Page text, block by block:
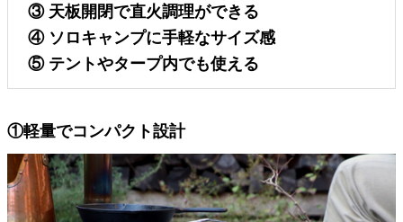
③ 天板開閉で直火調理ができる
④ ソロキャンプに手軽なサイズ感
⑤ テントやタープ内でも使える
①軽量でコンパクト設計